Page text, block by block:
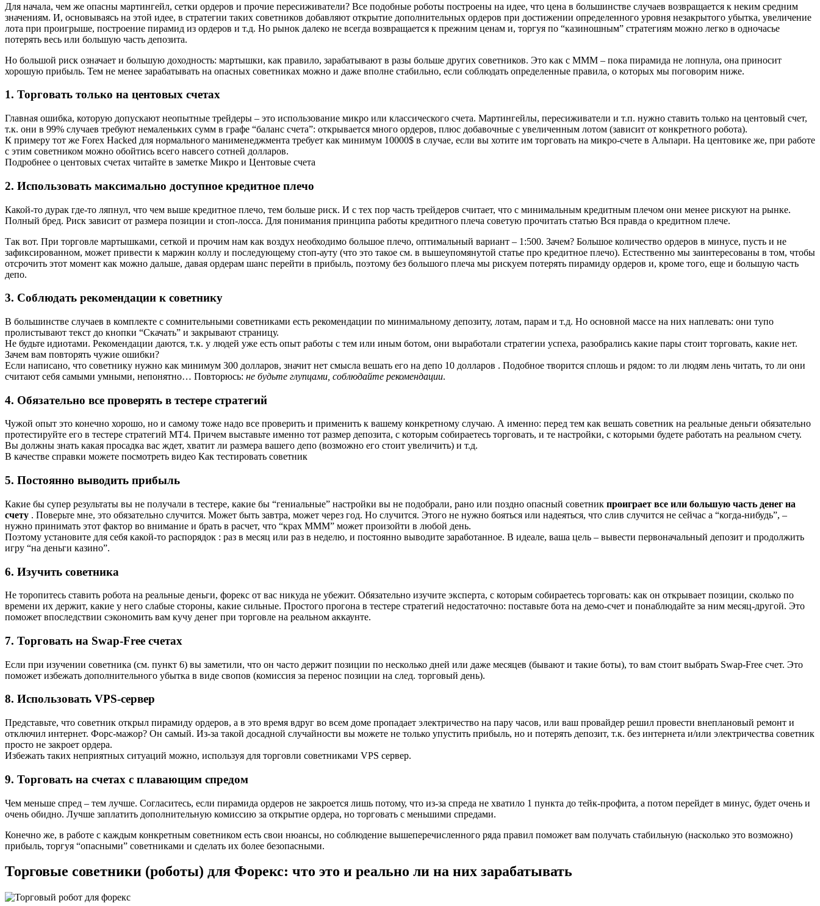
Для начала, чем же опасны мартингейл, сетки ордеров и прочие пересиживатели? Все подобные роботы построены на идее, что цена в большинстве случаев возвращается к неким средним
значениям. И, основываясь на этой идее, в стратегии таких советников добавляют открытие дополнительных ордеров при достижении определенного уровня незакрытого убытка, увеличение
лота при проигрыше, построение пирамид из ордеров и т.д. Но рынок далеко не всегда возвращается к прежним ценам и, торгуя по “казиношным” стратегиям можно легко в одночасье
потерять весь или большую часть депозита.
Но большой риск означает и большую доходность: мартышки, как правило, зарабатывают в разы больше других советников. Это как с МММ – пока пирамида не лопнула, она приносит
хорошую прибыль. Тем не менее зарабатывать на опасных советниках можно и даже вполне стабильно, если соблюдать определенные правила, о которых мы поговорим ниже.
1. Торговать только на центовых счетах
Главная ошибка, которую допускают неопытные трейдеры – это использование микро или классического счета. Мартингейлы, пересиживатели и т.п. нужно ставить только на центовый счет,
т.к. они в 99% случаев требуют немаленьких сумм в графе “баланс счета”: открывается много ордеров, плюс добавочные с увеличенным лотом (зависит от конкретного робота).
К примеру тот же Forex Hacked для нормального манименеджмента требует как минимум 10000$ в случае, если вы хотите им торговать на микро-счете в Альпари. На центовике же, при работе
с этим советником можно обойтись всего навсего сотней долларов.
Подробнее о центовых счетах читайте в заметке Микро и Центовые счета
2. Использовать максимально доступное кредитное плечо
Какой-то дурак где-то ляпнул, что чем выше кредитное плечо, тем больше риск. И с тех пор часть трейдеров считает, что с минимальным кредитным плечом они менее рискуют на рынке.
Полный бред. Риск зависит от размера позиции и стоп-лосса. Для понимания принципа работы кредитного плеча советую прочитать статью Вся правда о кредитном плече.
Так вот. При торговле мартышками, сеткой и прочим нам как воздух необходимо большое плечо, оптимальный вариант – 1:500. Зачем? Большое количество ордеров в минусе, пусть и не
зафиксированном, может привести к маржин коллу и последующему стоп-ауту (что это такое см. в вышеупомянутой статье про кредитное плечо). Естественно мы заинтересованы в том, чтобы
отсрочить этот момент как можно дальше, давая ордерам шанс перейти в прибыль, поэтому без большого плеча мы рискуем потерять пирамиду ордеров и, кроме того, еще и большую часть
депо.
3. Соблюдать рекомендации к советнику
В большинстве случаев в комплекте с сомнительными советниками есть рекомендации по минимальному депозиту, лотам, парам и т.д. Но основной массе на них наплевать: они тупо
пролистывают текст до кнопки “Скачать” и закрывают страницу.
Не будьте идиотами. Рекомендации даются, т.к. у людей уже есть опыт работы с тем или иным ботом, они выработали стратегии успеха, разобрались какие пары стоит торговать, какие нет.
Зачем вам повторять чужие ошибки?
Если написано, что советнику нужно как минимум 300 долларов, значит нет смысла вешать его на депо 10 долларов . Подобное творится сплошь и рядом: то ли людям лень читать, то ли они
считают себя самыми умными, непонятно… Повторюсь: не будьте глупцами, соблюдайте рекомендации.
4. Обязательно все проверять в тестере стратегий
Чужой опыт это конечно хорошо, но и самому тоже надо все проверить и применить к вашему конкретному случаю. А именно: перед тем как вешать советник на реальные деньги обязательно
протестируйте его в тестере стратегий MT4. Причем выставьте именно тот размер депозита, с которым собираетесь торговать, и те настройки, с которыми будете работать на реальном счету.
Вы должны знать какая просадка вас ждет, хватит ли размера вашего депо (возможно его стоит увеличить) и т.д.
В качестве справки можете посмотреть видео Как тестировать советник
5. Постоянно выводить прибыль
Какие бы супер результаты вы не получали в тестере, какие бы “гениальные” настройки вы не подобрали, рано или поздно опасный советник проиграет все или большую часть денег на
счету . Поверьте мне, это обязательно случится. Может быть завтра, может через год. Но случится. Этого не нужно бояться или надеяться, что слив случится не сейчас а “когда-нибудь”, –
нужно принимать этот фактор во внимание и брать в расчет, что “крах МММ” может произойти в любой день.
Поэтому установите для себя какой-то распорядок : раз в месяц или раз в неделю, и постоянно выводите заработанное. В идеале, ваша цель – вывести первоначальный депозит и продолжить
игру “на деньги казино”.
6. Изучить советника
Не торопитесь ставить робота на реальные деньги, форекс от вас никуда не убежит. Обязательно изучите эксперта, с которым собираетесь торговать: как он открывает позиции, сколько по
времени их держит, какие у него слабые стороны, какие сильные. Простого прогона в тестере стратегий недостаточно: поставьте бота на демо-счет и понаблюдайте за ним месяц-другой. Это
поможет впоследствии сэкономить вам кучу денег при торговле на реальном аккаунте.
7. Торговать на Swap-Free счетах
Если при изучении советника (см. пункт 6) вы заметили, что он часто держит позиции по несколько дней или даже месяцев (бывают и такие боты), то вам стоит выбрать Swap-Free счет. Это
поможет избежать дополнительного убытка в виде свопов (комиссия за перенос позиции на след. торговый день).
8. Использовать VPS-сервер
Представьте, что советник открыл пирамиду ордеров, а в это время вдруг во всем доме пропадает электричество на пару часов, или ваш провайдер решил провести внеплановый ремонт и
отключил интернет. Форс-мажор? Он самый. Из-за такой досадной случайности вы можете не только упустить прибыль, но и потерять депозит, т.к. без интернета и/или электричества советник
просто не закроет ордера.
Избежать таких неприятных ситуаций можно, используя для торговли советниками VPS сервер.
9. Торговать на счетах с плавающим спредом
Чем меньше спред – тем лучше. Согласитесь, если пирамида ордеров не закроется лишь потому, что из-за спреда не хватило 1 пункта до тейк-профита, а потом перейдет в минус, будет очень и
очень обидно. Лучше заплатить дополнительную комиссию за открытие ордера, но торговать с меньшими спредами.
Конечно же, в работе с каждым конкретным советником есть свои нюансы, но соблюдение вышеперечисленного ряда правил поможет вам получать стабильную (насколько это возможно)
прибыль, торгуя “опасными” советниками и сделать их более безопасными.
Торговые советники (роботы) для Форекс: что это и реально ли на них зарабатывать